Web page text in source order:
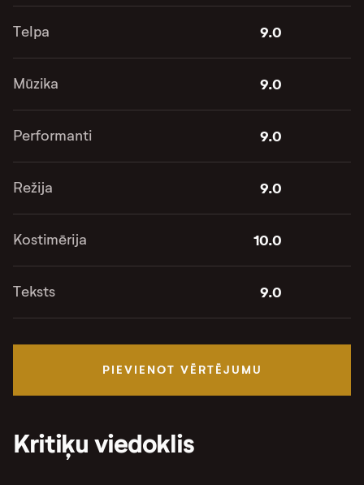
Telpa 9.0
Mūzika 9.0
Performanti 9.0
Režija 9.0
Kostimērija 10.0
Teksts 9.0
PIEVIENOT VĒRTĒJUMU
Kritiķu viedoklis